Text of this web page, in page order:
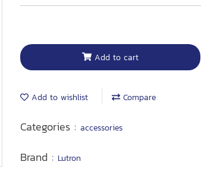
Add to cart
Add to wishlist Compare
Categories : accessories
Brand : Lutron